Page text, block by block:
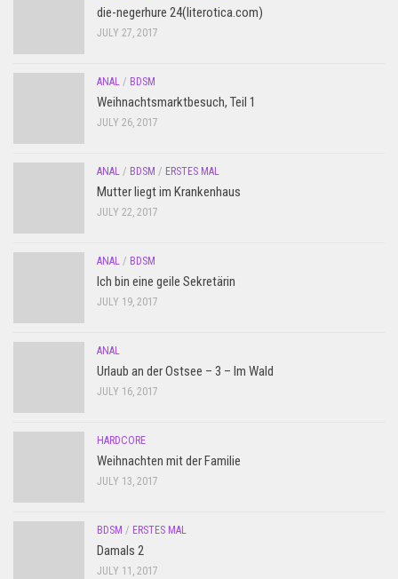
die-negerhure 24(literotica.com)
JULY 27, 2017
ANAL / BDSM
Weihnachtsmarktbesuch, Teil 1
JULY 26, 2017
ANAL / BDSM / ERSTES MAL
Mutter liegt im Krankenhaus
JULY 22, 2017
ANAL / BDSM
Ich bin eine geile Sekretärin
JULY 19, 2017
ANAL
Urlaub an der Ostsee – 3 – Im Wald
JULY 16, 2017
HARDCORE
Weihnachten mit der Familie
JULY 13, 2017
BDSM / ERSTES MAL
Damals 2
JULY 11, 2017